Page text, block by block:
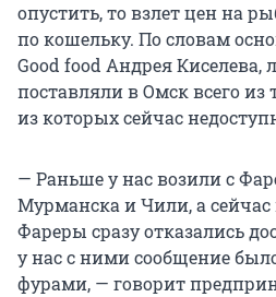
опустить, то взлет цен на
по кошельку. По словам
Good food Андрея Киселева,
поставляли в Омск всего из
из которых сейчас
— Раньше у нас возили с
Мурманска и Чили, а
Фареры сразу отказались
у нас с ними сообщение
фурами, — говорит